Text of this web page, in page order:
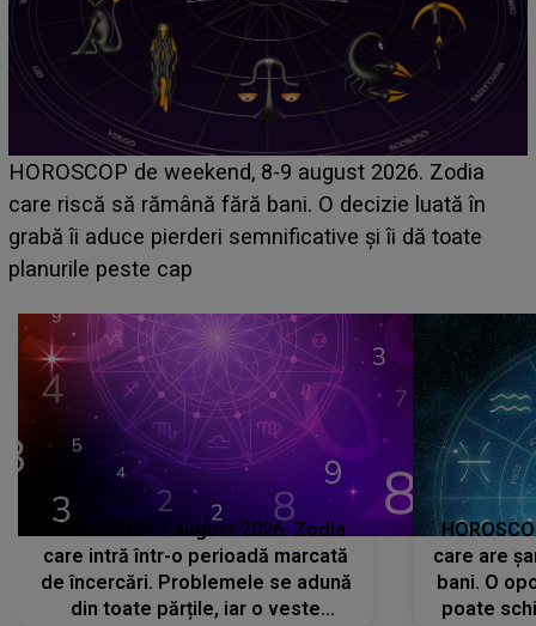
Emanuel a ținut ACEST DETALIU ASCUNS până
acum! În fața Alexandrei, concurentul din Casa Iubirii
face o MĂRTURISIRE NEAȘTEPTATĂ despre mama
sa: "I-am spus și ei în față, eu nu te iubesc pentru
HOROSCOP 7 august 2026. Zodia
care intră într-o perioadă marcată
de încercări. Problemele se adună
din toate părțile, iar o veste
care are
bani. O
poate